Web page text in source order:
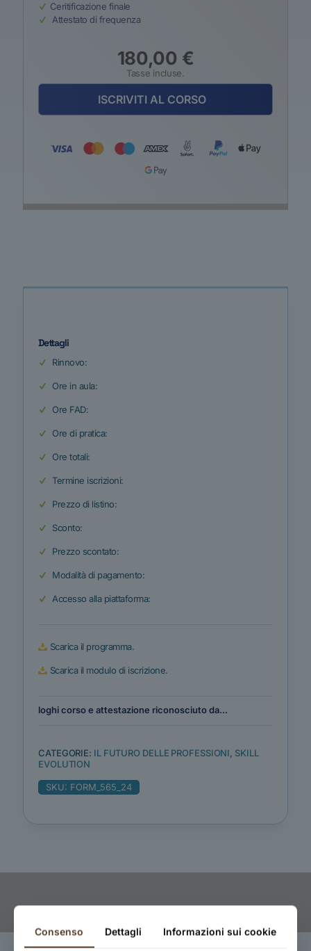
Ceritificazione finale
Attestato di frequenza
180,00 €
Tasse incluse.
ISCRIVITI AL CORSO
Dettagli
Rinnovo:
Ore in aula:
Ore FAD:
Ore di pratica:
Ore totali:
Termine iscrizioni:
Prezzo di listino:
Sconto:
Prezzo scontato:
Modalità di pagamento:
Accesso alla piattaforma:
Scarica il programma.
Scarica il modulo di iscrizione.
loghi corso e attestazione riconosciuto da...
CATEGORIE: IL FUTURO DELLE PROFESSIONI, SKILL
EVOLUTION
SKU: FORM_565_24
Consenso Dettagli Informazioni sui cookie